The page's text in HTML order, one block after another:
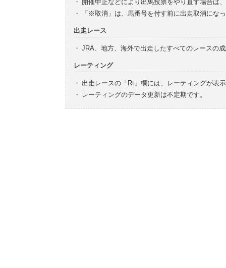
・ 開催中止などにより出馬投票をやり直す場合は
・
「※取消」は、馬番号を付す前に出走取消にな
出走レース
・ JRA、地方、海外で出走したすべてのレースの
レーティング
・ 出走レースの「Rt」欄には、レーティングが表
・
レーティングのデータ更新は不定期です。